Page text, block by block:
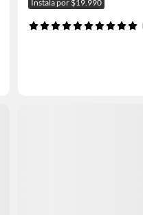
Instala por $19.990